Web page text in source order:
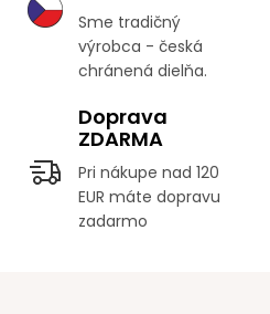
Sme tradičný
výrobca - česká
chránená dielňa.
Doprava
ZDARMA
Pri nákupe nad 120
EUR máte dopravu
zadarmo